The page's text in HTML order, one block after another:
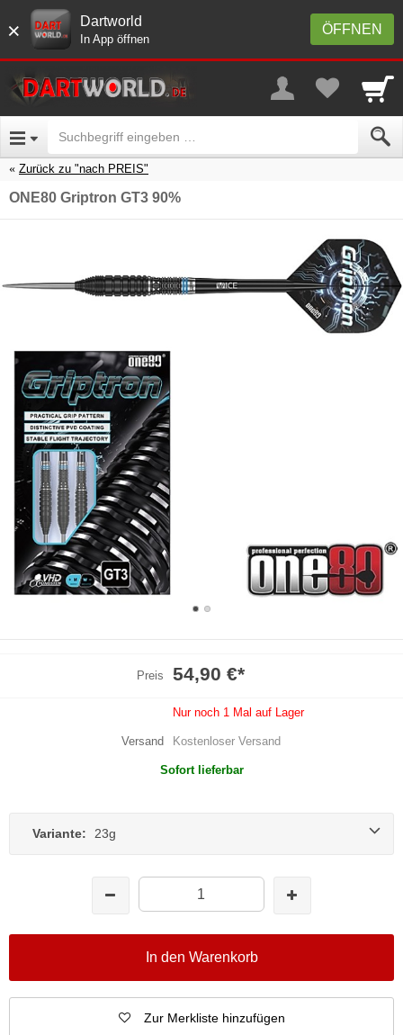
× ÖFFNEN
Dartworld
In App öffnen
Zurück zu "nach PREIS"
ONE80 Griptron GT3 90%
Preis 54,90 €*
Nur noch 1 Mal auf Lager
Versand Kostenloser Versand
Sofort lieferbar
Variante: 23g
In den Warenkorb
Zur Merkliste hinzufügen